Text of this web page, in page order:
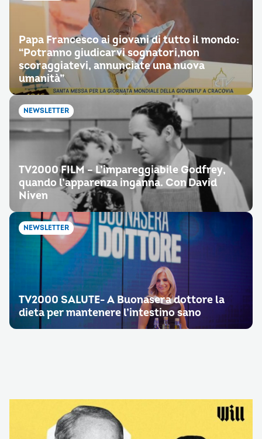
Papa Francesco ai giovani di tutto il mondo:
“Potranno giudicarvi sognatori,non
scoraggiatevi, annunciate una nuova
umanità”
NEWSLETTER
TV2000 FILM – L’impareggiabile Godfrey,
quando l’apparenza inganna. Con David
Niven
NEWSLETTER
TV2000 SALUTE- A Buonasera dottore la
dieta per mantenere l’intestino sano